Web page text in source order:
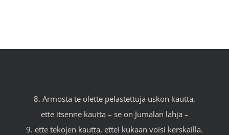
8. Armosta te olette pelastettuja uskon kautta,
ette itsenne kautta – se on Jumalan lahja –
9. ette tekojen kautta, ettei kukaan voisi kerskailla.